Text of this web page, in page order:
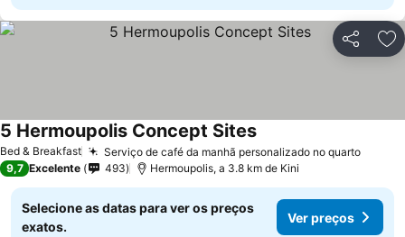
Partilhar
Bed & Breakfast Serviço de café da manhã personalizado no quarto
5 Hermoupolis Concept Sites
9,7 Excelente 493 Hermoupolis, a 3.8 km de Kini
Selecione as datas para ver os preços
exatos.
Ver preços